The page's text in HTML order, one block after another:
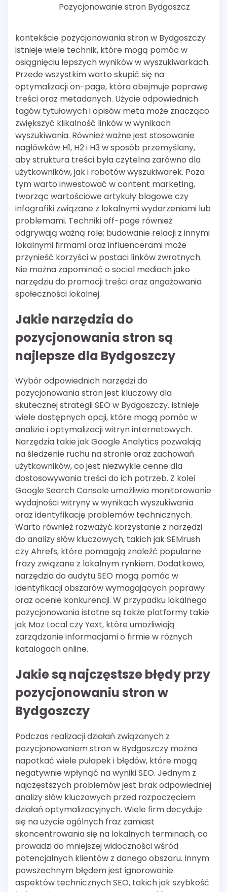
Pozycjonowanie stron Bydgoszcz
kontekście pozycjonowania stron w Bydgoszczy
istnieje wiele technik, które mogą pomóc w
osiągnięciu lepszych wyników w wyszukiwarkach.
Przede wszystkim warto skupić się na
optymalizacji on-page, która obejmuje poprawę
treści oraz metadanych. Użycie odpowiednich
tagów tytułowych i opisów meta może znacząco
zwiększyć klikalność linków w wynikach
wyszukiwania. Również ważne jest stosowanie
nagłówków H1, H2 i H3 w sposób przemyślany,
aby struktura treści była czytelna zarówno dla
użytkowników, jak i robotów wyszukiwarek. Poza
tym warto inwestować w content marketing,
tworząc wartościowe artykuły blogowe czy
infografiki związane z lokalnymi wydarzeniami lub
problemami. Techniki off-page również
odgrywają ważną rolę; budowanie relacji z innymi
lokalnymi firmami oraz influencerami może
przynieść korzyści w postaci linków zwrotnych.
Nie można zapominać o social mediach jako
narzędziu do promocji treści oraz angażowania
społeczności lokalnej.
Jakie narzędzia do
pozycjonowania stron są
najlepsze dla Bydgoszczy
Wybór odpowiednich narzędzi do
pozycjonowania stron jest kluczowy dla
skutecznej strategii SEO w Bydgoszczy. Istnieje
wiele dostępnych opcji, które mogą pomóc w
analizie i optymalizacji witryn internetowych.
Narzędzia takie jak Google Analytics pozwalają
na śledzenie ruchu na stronie oraz zachowań
użytkowników, co jest niezwykle cenne dla
dostosowywania treści do ich potrzeb. Z kolei
Google Search Console umożliwia monitorowanie
wydajności witryny w wynikach wyszukiwania
oraz identyfikację problemów technicznych.
Warto również rozważyć korzystanie z narzędzi
do analizy słów kluczowych, takich jak SEMrush
czy Ahrefs, które pomagają znaleźć popularne
frazy związane z lokalnym rynkiem. Dodatkowo,
narzędzia do audytu SEO mogą pomóc w
identyfikacji obszarów wymagających poprawy
oraz ocenie konkurencji. W przypadku lokalnego
pozycjonowania istotne są także platformy takie
jak Moz Local czy Yext, które umożliwiają
zarządzanie informacjami o firmie w różnych
katalogach online.
Jakie są najczęstsze błędy przy
pozycjonowaniu stron w
Bydgoszczy
Podczas realizacji działań związanych z
pozycjonowaniem stron w Bydgoszczy można
napotkać wiele pułapek i błędów, które mogą
negatywnie wpłynąć na wyniki SEO. Jednym z
najczęstszych problemów jest brak odpowiedniej
analizy słów kluczowych przed rozpoczęciem
działań optymalizacyjnych. Wiele firm decyduje
się na użycie ogólnych fraz zamiast
skoncentrowania się na lokalnych terminach, co
prowadzi do mniejszej widoczności wśród
potencjalnych klientów z danego obszaru. Innym
powszechnym błędem jest ignorowanie
aspektów technicznych SEO, takich jak szybkość